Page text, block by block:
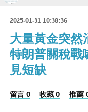
2025-01-31 10:38:36
大量黃金突然
特朗普關稅戰
見短缺
留言 0 收藏 0 推薦